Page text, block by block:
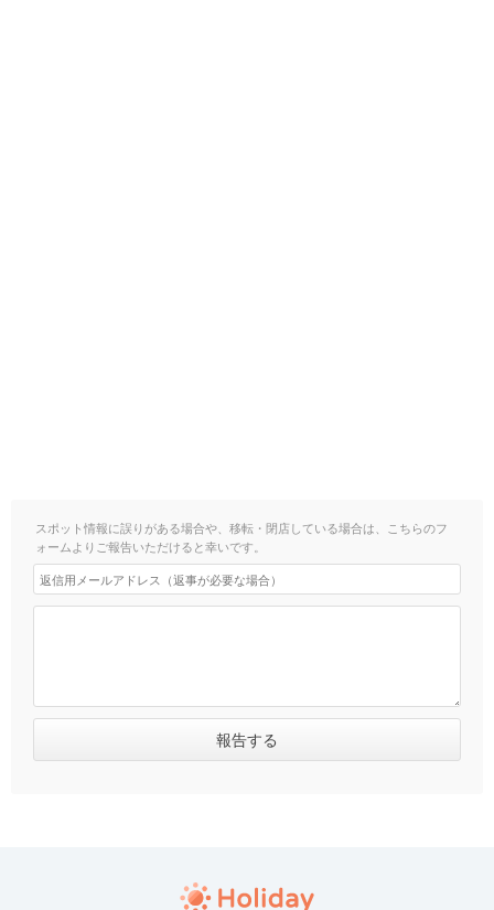
スポット情報に誤りがある場合や、移転・閉店している場合は、こちらのフ
ォームよりご報告いただけると幸いです。